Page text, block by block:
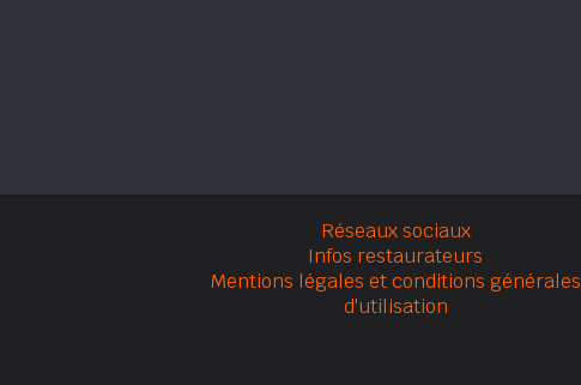
Réseaux sociaux
Infos restaurateurs
Mentions légales et conditions générales
d'utilisation